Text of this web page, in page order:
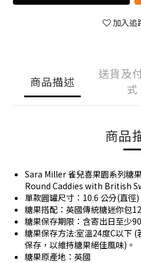
加入追
商品描述
送貨及
式
商品
Sara Miller 雀兒喜果園系列糖
Round Caddies with British
單款圓罐尺寸：10.6 公分(直徑
糖果搭配：英國傳統糖迷你包
糖果保存期限：含寄出日至少
糖果保存方法:室溫24度C以下
保存，以維持糖果絕佳風味)。
糖果原產地：英國